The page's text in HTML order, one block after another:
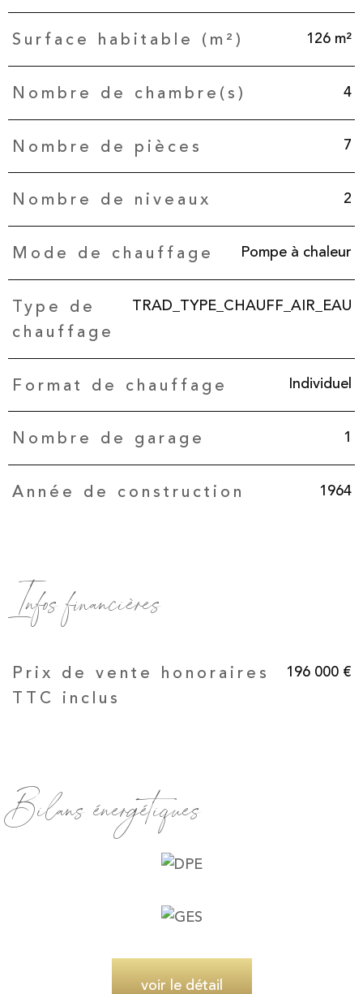
Surface habitable (m²) 126 m²
Nombre de chambre(s) 4
Nombre de pièces 7
Nombre de niveaux 2
Mode de chauffage Pompe à chaleur
Type de
chauffage
TRAD_TYPE_CHAUFF_AIR_EAU
Format de chauffage Individuel
Nombre de garage 1
Année de construction 1964
Infos financières
Caractéristiques Valeurs
Prix de vente honoraires
TTC inclus
196 000 €
Bilans énergétiques
voir le détail